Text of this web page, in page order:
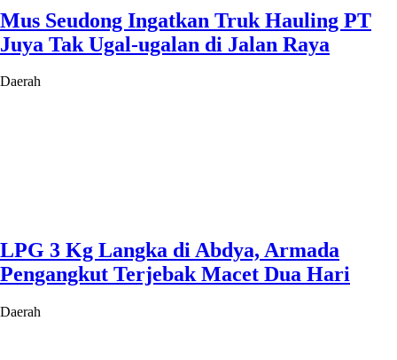
Mus Seudong Ingatkan Truk Hauling PT
Juya Tak Ugal-ugalan di Jalan Raya
Daerah
LPG 3 Kg Langka di Abdya, Armada
Pengangkut Terjebak Macet Dua Hari
Daerah